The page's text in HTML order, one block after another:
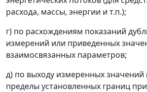
расхода, массы, энергии и т.п.);
г) по расхождениям показаний
измерений или приведенных
взаимосвязанных параметров;
д) по выходу измеренных значений
пределы установленных границ